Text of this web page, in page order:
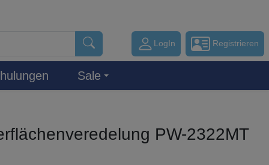
LogIn Registrieren
Sale
PW-2322MT